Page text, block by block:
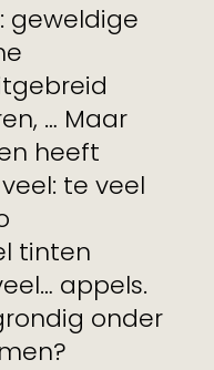
geweldige
… Maar
heeft
te veel
tinten
appels.
onder